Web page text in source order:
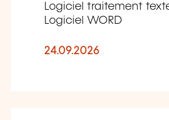
Logiciel traitement
Logiciel WORD
24.09.2026